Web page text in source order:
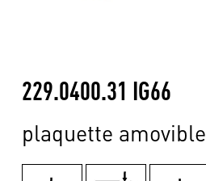
229.0400.31 IG66
plaquette amovible